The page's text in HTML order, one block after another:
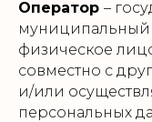
Оператор –
муниципальный
физическое
совместно с
и/или
персональных